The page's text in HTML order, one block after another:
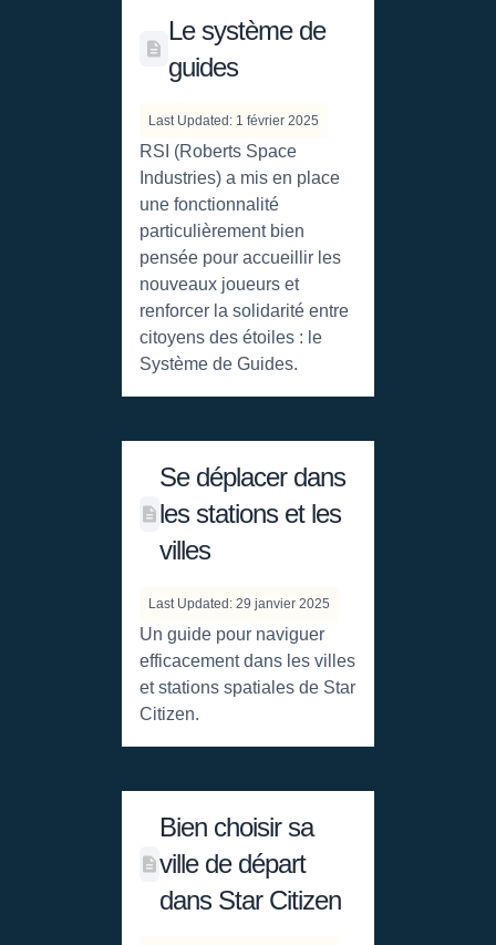
Le système de
guides
Last Updated: 1 février 2025
RSI (Roberts Space
Industries) a mis en place
une fonctionnalité
particulièrement bien
pensée pour accueillir les
nouveaux joueurs et
renforcer la solidarité entre
citoyens des étoiles : le
Système de Guides.
Se déplacer dans
les stations et les
villes
Last Updated: 29 janvier 2025
Un guide pour naviguer
efficacement dans les villes
et stations spatiales de Star
Citizen.
Bien choisir sa
ville de départ
dans Star Citizen